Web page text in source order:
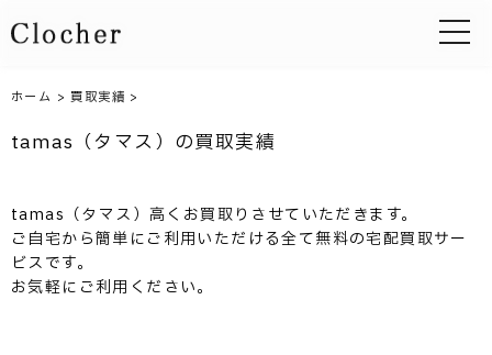
toggle
ホーム >買取実績 >
tamas（タマス）の買取実績
tamas（タマス）高くお買取りさせていただきます。
ご自宅から簡単にご利用いただける全て無料の宅配買取サー
ビスです。
お気軽にご利用ください。